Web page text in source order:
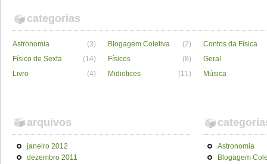
categorias
Astronomia (3) Blogagem Coletiva (2)
Contos da Física
Físico de Sexta
(14) Físicos (8)
Geral
Livro
(4) Midiotices (11) Música
arquivos
janeiro 2012
dezembro 2011
Astronomia
Blogagem